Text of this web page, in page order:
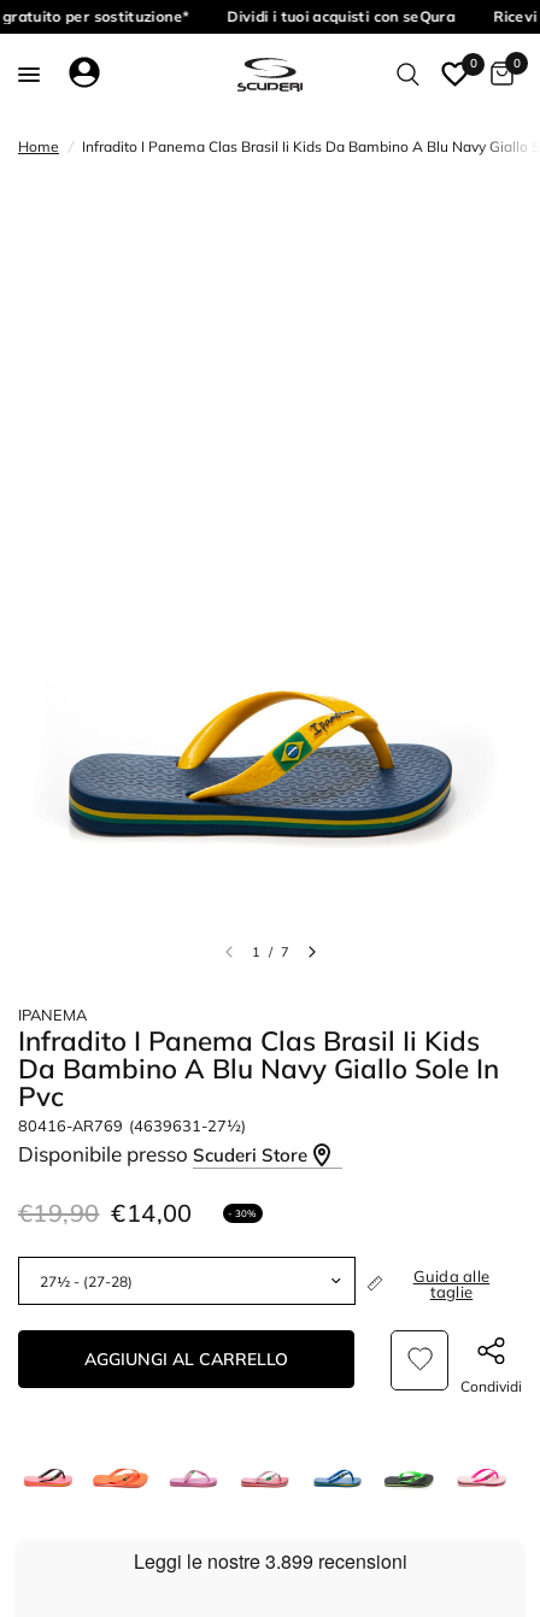
per sostituzione* Dividi i tuoi acquisti con seQura
0 0
Home / Infradito I Panema Clas Brasil Ii Kids Da Bambino A Blu Navy Giallo
1 / 7
IPANEMA
Infradito I Panema Clas Brasil Ii Kids
Da Bambino A Blu Navy Giallo Sole In
Pvc
80416-AR769 (4639631-27½)
Disponibile pressoScuderi Store
€19,90 €14,00 - 30%
Guida alle
taglie
AGGIUNGI AL CARRELLO
Condividi